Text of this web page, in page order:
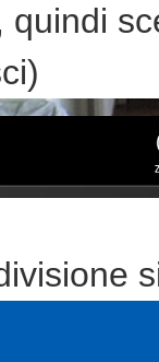
quindi